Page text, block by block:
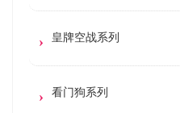
皇牌空战系列
看门狗系列